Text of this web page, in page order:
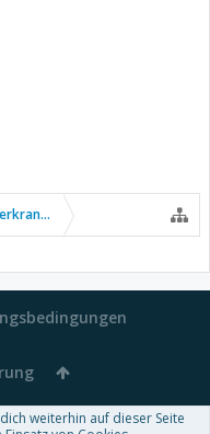
weiterhin auf dieser Seite